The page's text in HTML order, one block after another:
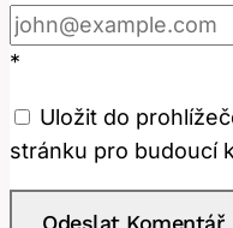
*
Uložit do
stránku pro budoucí